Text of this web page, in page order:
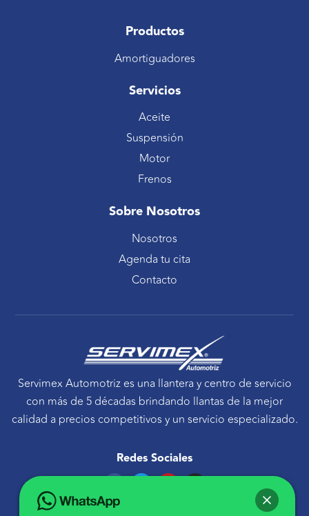
Productos
Amortiguadores
Servicios
Aceite
Suspensión
Motor
Frenos
Sobre Nosotros
Nosotros
Agenda tu cita
Contacto
Servimex Automotriz es una llantera y centro de servicio
con más de 5 décadas brindando llantas de la mejor
calidad a precios competitivos y un servicio especializado.
Redes Sociales
F
c
e
T Y I